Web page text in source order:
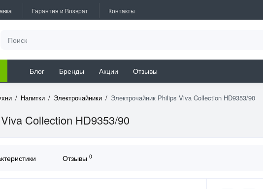
Гарантия и Возврат Контакты
Блог Бренды Акции Отзывы
Напитки Электрочайники Электрочайник Philips Viva Collection HD9353/90
Collection HD9353/90
Отзывы 0